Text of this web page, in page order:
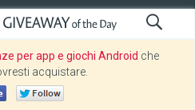
per app e giochi Android che
acquistare.